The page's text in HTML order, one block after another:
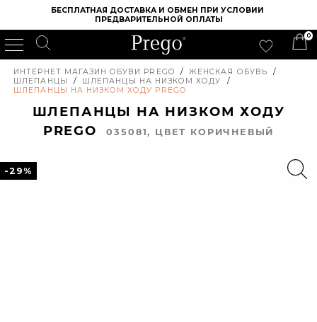
БЕСПЛАТНАЯ ДОСТАВКА И ОБМЕН ПРИ УСЛОВИИ
ПРЕДВАРИТЕЛЬНОЙ ОПЛАТЫ
0
ИНТЕРНЕТ МАГАЗИН ОБУВИ PREGO / ЖЕНСКАЯ ОБУВЬ
/
ШЛЕПАНЦЫ
/ ШЛЕПАНЦЫ НА НИЗКОМ ХОДУ
/
ШЛЕПАНЦЫ НА НИЗКОМ ХОДУ PREGO
ШЛЕПАНЦЫ НА НИЗКОМ ХОДУ
PREGO035081, ЦВЕТ КОРИЧНЕВЫЙ
-29%